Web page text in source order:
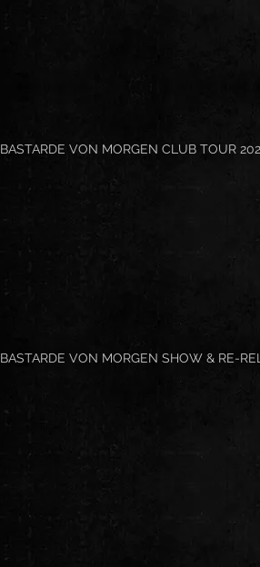
BASTARDE VON MORGEN CLUB TOUR
BASTARDE VON MORGEN SHOW & RE-